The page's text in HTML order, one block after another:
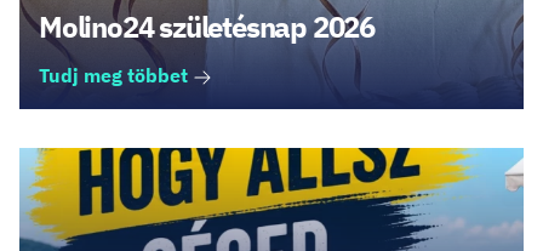
Molino24 születésnap 2026
Tudj meg többet